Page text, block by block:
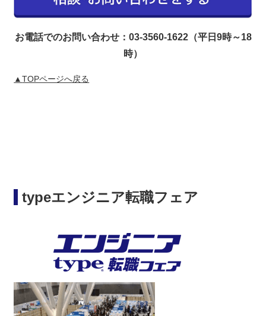
お電話でのお問い合わせ：03-3560-1622（平日9時～18
時）
▲TOPページへ戻る
typeエンジニア転職フェア